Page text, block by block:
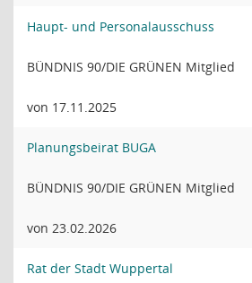
Haupt- und Personalausschuss
BÜNDNIS 90/DIE GRÜNEN Mitglied
von 17.11.2025
Planungsbeirat BUGA
BÜNDNIS 90/DIE GRÜNEN Mitglied
von 23.02.2026
Rat der Stadt Wuppertal